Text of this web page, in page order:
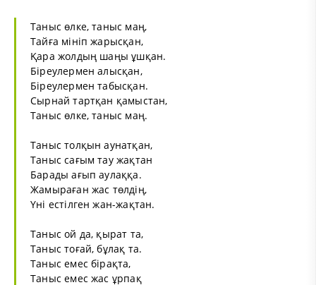
Таныс өлке, таныс маң,
Тайға мініп жарысқан,
Қара жолдың шаңы ұшқан.
Біреулермен алысқан,
Біреулермен табысқан.
Сырнай тартқан қамыстан,
Таныс өлке, таныс маң.
Таныс толқын аунатқан,
Таныс сағым тау жақтан
Барады ағып аулаққа.
Жамыраған жас төлдің,
Үні естілген жан-жақтан.
Таныс ой да, қырат та,
Таныс тоғай, бұлақ та.
Таныс емес бірақта,
Таныс емес жас ұрпақ